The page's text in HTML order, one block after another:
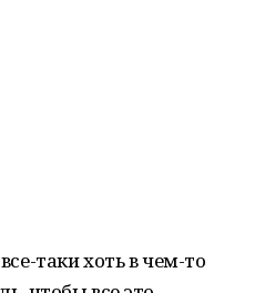
таки хоть в чем-то